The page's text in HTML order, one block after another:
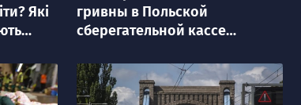
Які
гривны в Польской
сберегательной кассе